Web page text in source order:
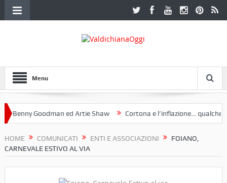
Menu
Goodman ed Artie Shaw Cortona e l’inflazione… qualche
HOME COMUNICATI ENTI E ASSOCIAZIONI
FOIANO,
CARNEVALE ESTIVO AL VIA